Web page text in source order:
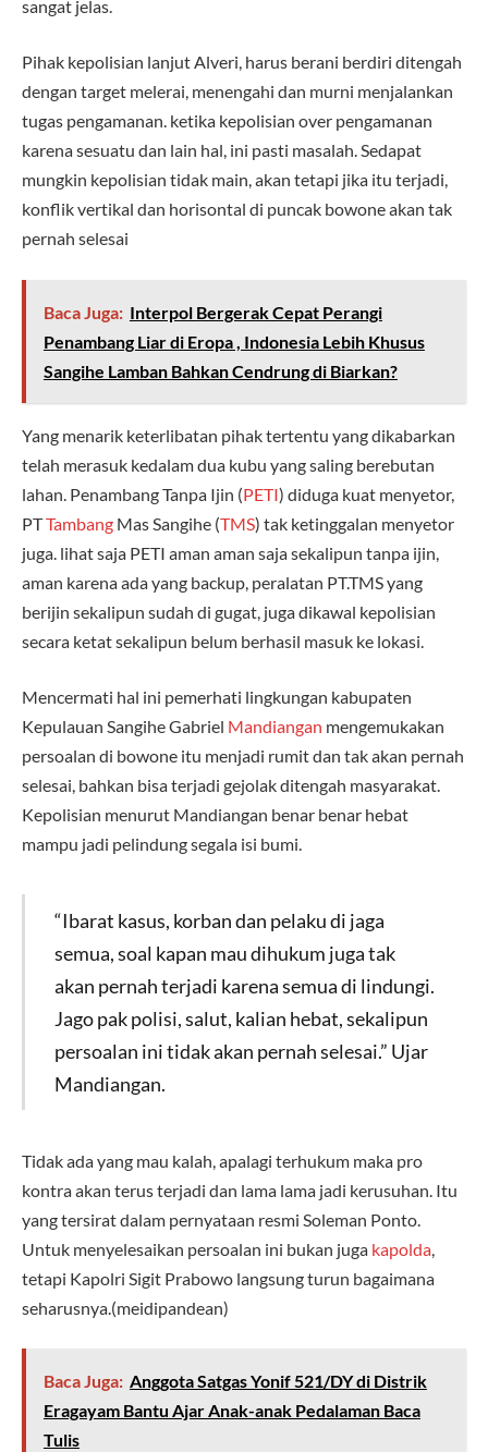
sangat jelas.
Pihak kepolisian lanjut Alveri, harus berani berdiri ditengah
dengan target melerai, menengahi dan murni menjalankan
tugas pengamanan. ketika kepolisian over pengamanan
karena sesuatu dan lain hal, ini pasti masalah. Sedapat
mungkin kepolisian tidak main, akan tetapi jika itu terjadi,
konflik vertikal dan horisontal di puncak bowone akan tak
pernah selesai
Baca Juga: Interpol Bergerak Cepat Perangi
Penambang Liar di Eropa , Indonesia Lebih Khusus
Sangihe Lamban Bahkan Cendrung di Biarkan?
Yang menarik keterlibatan pihak tertentu yang dikabarkan
telah merasuk kedalam dua kubu yang saling berebutan
lahan. Penambang Tanpa Ijin (PETI) diduga kuat menyetor,
PTTambang Mas Sangihe (TMS) tak ketinggalan menyetor
juga. lihat saja PETI aman aman saja sekalipun tanpa ijin,
aman karena ada yang backup, peralatan PT.TMS yang
berijin sekalipun sudah di gugat, juga dikawal kepolisian
secara ketat sekalipun belum berhasil masuk ke lokasi.
Mencermati hal ini pemerhati lingkungan kabupaten
Kepulauan Sangihe Gabriel Mandiangan mengemukakan
persoalan di bowone itu menjadi rumit dan tak akan pernah
selesai, bahkan bisa terjadi gejolak ditengah masyarakat.
Kepolisian menurut Mandiangan benar benar hebat
mampu jadi pelindung segala isi bumi.
“Ibarat kasus, korban dan pelaku di jaga
semua, soal kapan mau dihukum juga tak
akan pernah terjadi karena semua di lindungi.
Jago pak polisi, salut, kalian hebat, sekalipun
persoalan ini tidak akan pernah selesai.” Ujar
Mandiangan.
Tidak ada yang mau kalah, apalagi terhukum maka pro
kontra akan terus terjadi dan lama lama jadi kerusuhan. Itu
yang tersirat dalam pernyataan resmi Soleman Ponto.
Untuk menyelesaikan persoalan ini bukan juga kapolda,
tetapi Kapolri Sigit Prabowo langsung turun bagaimana
seharusnya.(meidipandean)
Baca Juga: Anggota Satgas Yonif 521/DY di Distrik
Eragayam Bantu Ajar Anak-anak Pedalaman Baca
Tulis